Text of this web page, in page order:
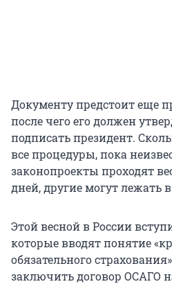
Документу предстоит еще
после чего его должен
подписать президент.
все процедуры, пока
законопроекты проходят
дней, другие могут лежать
Этой весной в России
которые вводят понятие
обязательного
заключить договор ОСАГО